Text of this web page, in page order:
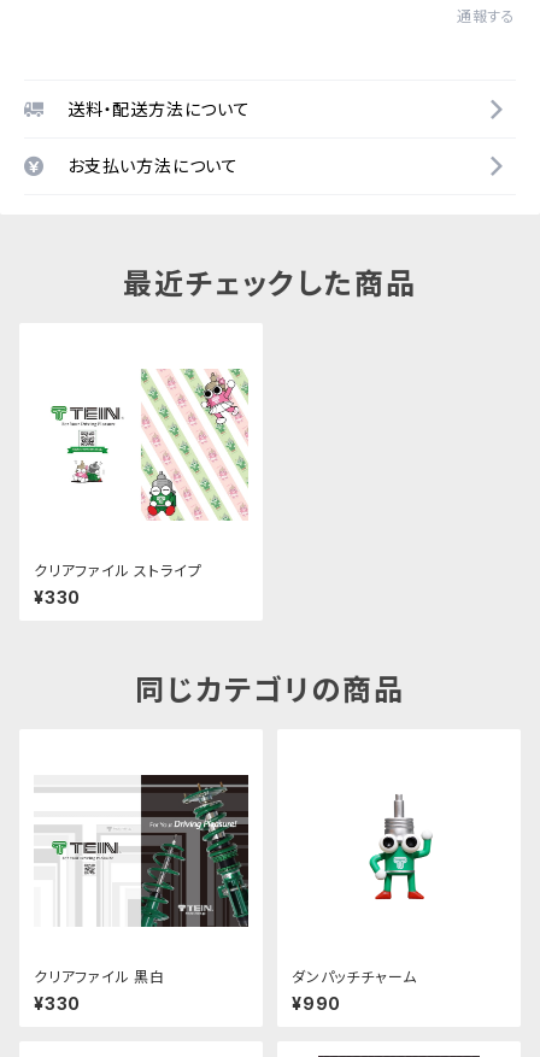
通報する
送料・配送方法について
お支払い方法について
最近チェックした商品
クリアファイル ストライプ
¥330
同じカテゴリの商品
クリアファイル 黒白
¥330
ダンパッチチャーム
¥990